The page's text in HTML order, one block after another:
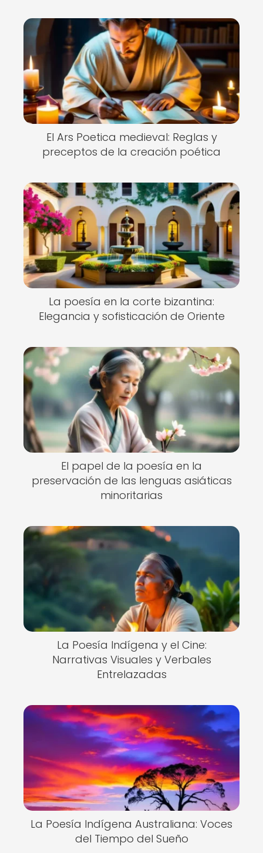
El Ars Poetica medieval: Reglas y
preceptos de la creación poética
La poesía en la corte bizantina:
Elegancia y sofisticación de Oriente
El papel de la poesía en la
preservación de las lenguas asiáticas
minoritarias
La Poesía Indígena y el Cine:
Narrativas Visuales y Verbales
Entrelazadas
La Poesía Indígena Australiana: Voces
del Tiempo del Sueño